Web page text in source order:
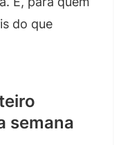
do que
semana